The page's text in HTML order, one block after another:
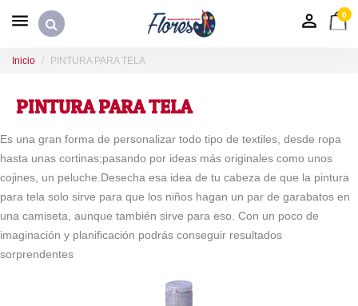
0
Inicio PINTURA PARA TELA
PINTURA PARA TELA
Es una gran forma de personalizar todo tipo de textiles, desde ropa
hasta unas cortinas;pasando por ideas más originales como unos
cojines, un peluche.Desecha esa idea de tu cabeza de que la pintura
para tela solo sirve para que los niños hagan un par de garabatos en
una camiseta, aunque también sirve para eso. Con un poco de
imaginación y planificación podrás conseguir resultados
sorprendentes